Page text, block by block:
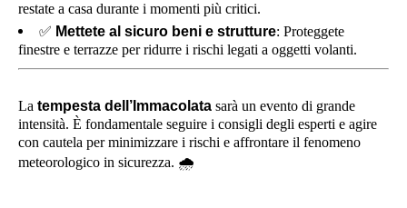
restate a casa durante i momenti più critici.
✅ Mettete al sicuro beni e strutture: Proteggete
finestre e terrazze per ridurre i rischi legati a oggetti volanti.
La tempesta dell’Immacolata sarà un evento di grande
intensità. È fondamentale seguire i consigli degli esperti e agire
con cautela per minimizzare i rischi e affrontare il fenomeno
meteorologico in sicurezza. 🌧️